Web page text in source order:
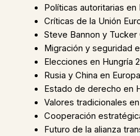
Políticas autoritarias en
Críticas de la Unión
Steve Bannon y Tucker
Migración y seguridad
Elecciones en Hungría
Rusia y China en
Estado de derecho en
Valores tradicionales
Cooperación
Futuro de la alianza